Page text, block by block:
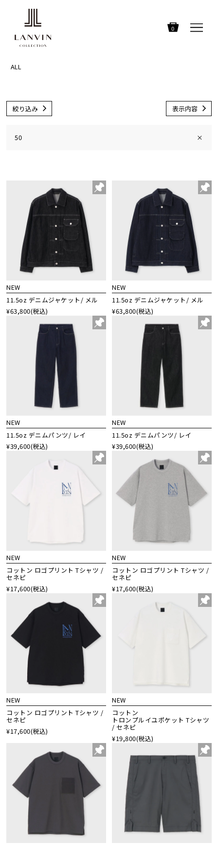
0
ALL
絞り込み 表示内容
50 ×
NEW
11.5oz デニムジャケット/ メル
¥63,800(税込)
NEW
11.5oz デニムジャケット/ メル
¥63,800(税込)
NEW
11.5oz デニムパンツ/ レイ
¥39,600(税込)
NEW
11.5oz デニムパンツ/ レイ
¥39,600(税込)
NEW
コットン ロゴプリント Tシャツ /
セネピ
¥17,600(税込)
NEW
コットン ロゴプリント Tシャツ /
セネピ
¥17,600(税込)
NEW
コットン ロゴプリント Tシャツ /
セネピ
¥17,600(税込)
NEW
コットン
トロンプルイユポケット Tシャツ
/ セネピ
¥19,800(税込)